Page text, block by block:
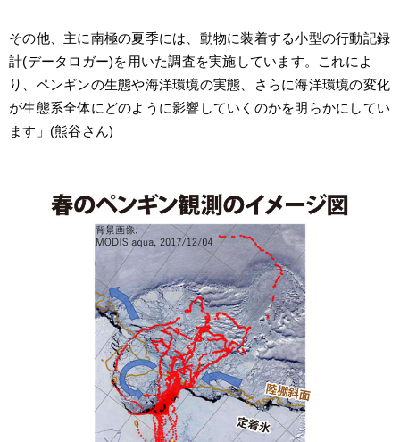
その他、主に南極の夏季には、動物に装着する小型の行動記録
計(データロガー)を用いた調査を実施しています。これによ
り、ペンギンの生態や海洋環境の実態、さらに海洋環境の変化
が生態系全体にどのように影響していくのかを明らかにしてい
ます」(熊谷さん)